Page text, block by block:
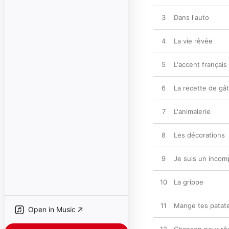
Open in Music
3 Dans l'auto
4 La vie rêvée
5 L'accent français
6 La recette de
7 L'animalerie
8 Les décorations
9 Je suis un
10 La grippe
11 Mange tes